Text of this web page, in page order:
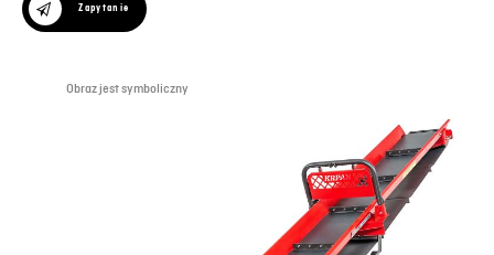
Obraz jest symboliczny
Zapytanie